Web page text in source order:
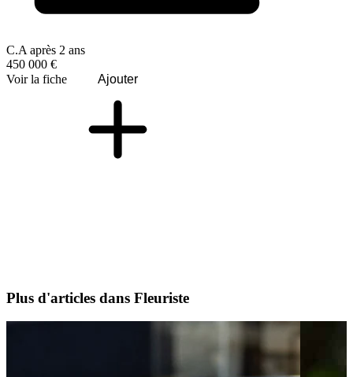
C.A après 2 ans
450 000 €
Voir la fiche
Ajouter
Plus d'articles dans Fleuriste